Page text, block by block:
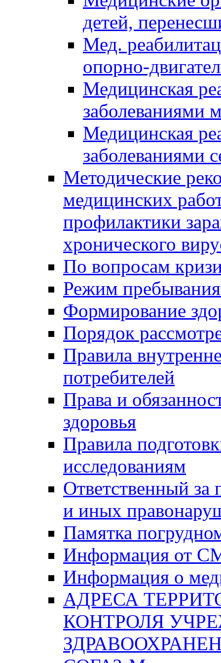
детей,
Мед.
опорно-
Медицинская
заболеваниями
Медицинская
заболеваниями
Методические
медицинских
профилактики
хронического
По вопросам
Режим
Формирование
Порядок
Правила
потребителей
Права и
здоровья
Правила
исследованиям
Ответственный
и иных
Памятка
Информация от
Информация о
АДРЕСА
КОНТРОЛЯ